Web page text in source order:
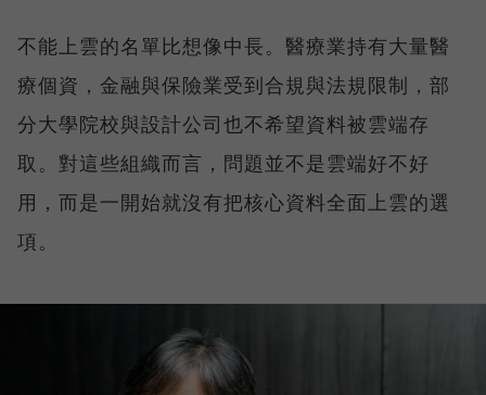
不能上雲的名單比想像中長。醫療業持有大量醫
療個資，金融與保險業受到合規與法規限制，部
分大學院校與設計公司也不希望資料被雲端存
取。對這些組織而言，問題並不是雲端好不好
用，而是一開始就沒有把核心資料全面上雲的選
項。